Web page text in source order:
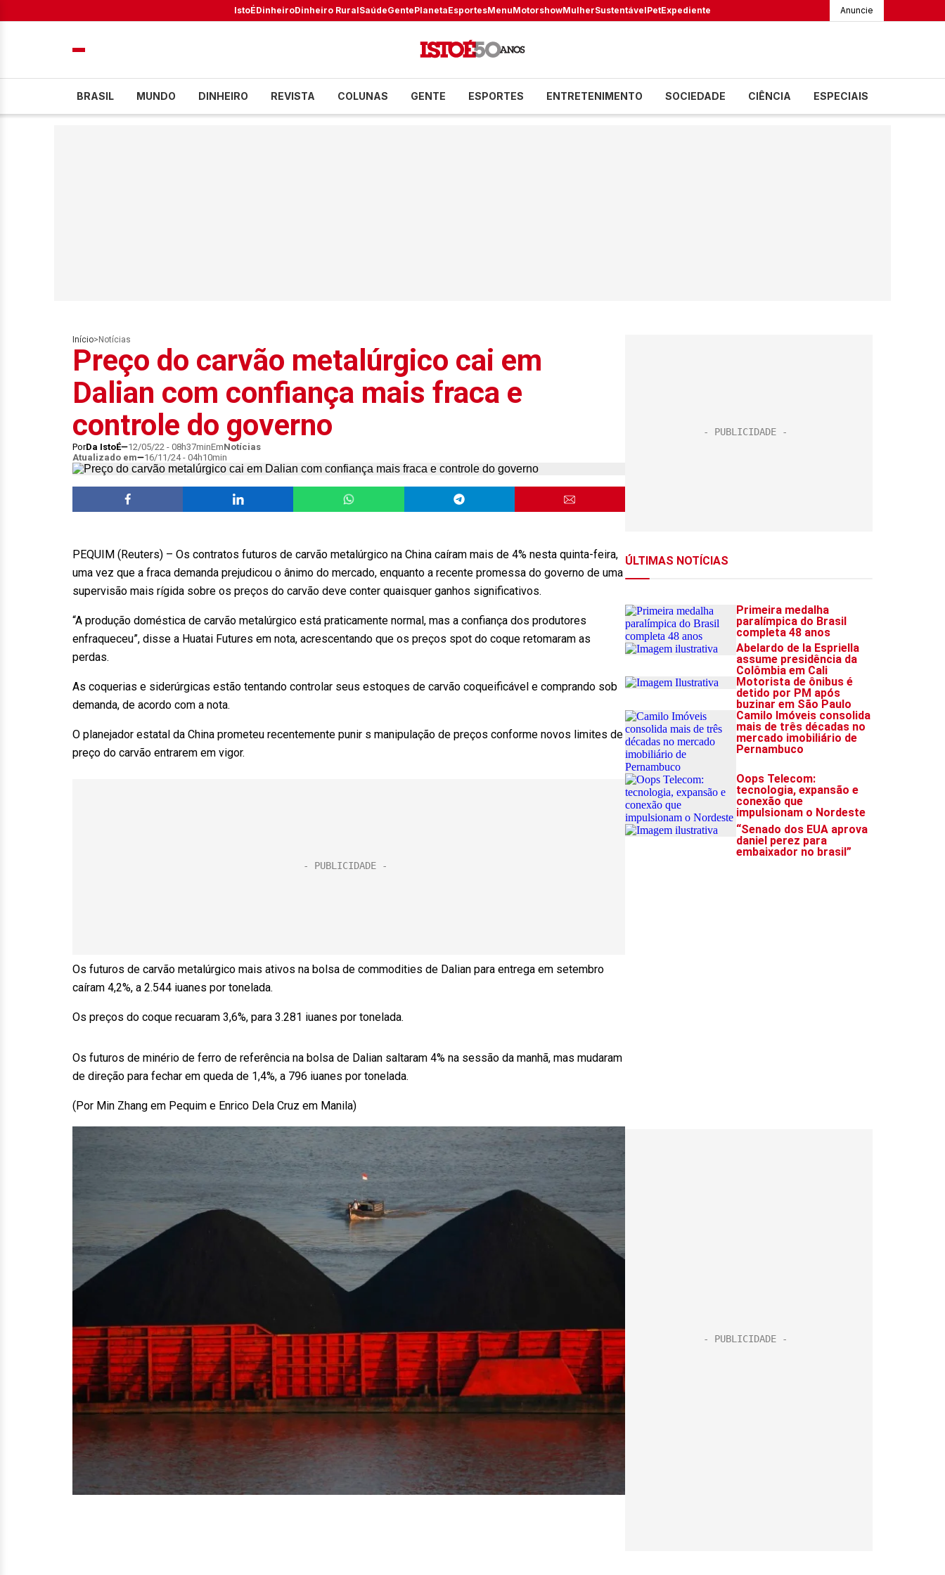
IstoÉDinheiroDinheiro RuralSaúdeGentePlanetaEsportesMenuMotorshowMulherSustentávelPetExpediente Anuncie
BRASIL MUNDO DINHEIRO REVISTA COLUNAS GENTE ESPORTES ENTRETENIMENTO SOCIEDADE CIÊNCIA ESPECIAIS
Início> Notícias
Preço do carvão metalúrgico cai em
Dalian com confiança mais fraca e
controle do governo
PorDa IstoÉ 12/05/22 - 08h37minEmNotícias
Atualizado em
16/11/24 - 04h10min
PEQUIM (Reuters) – Os contratos futuros de carvão metalúrgico na China caíram mais de 4% nesta quinta-feira,
uma vez que a fraca demanda prejudicou o ânimo do mercado, enquanto a recente promessa do governo de uma
supervisão mais rígida sobre os preços do carvão deve conter quaisquer ganhos significativos.
“A produção doméstica de carvão metalúrgico está praticamente normal, mas a confiança dos produtores
enfraqueceu”, disse a Huatai Futures em nota, acrescentando que os preços spot do coque retomaram as
perdas.
As coquerias e siderúrgicas estão tentando controlar seus estoques de carvão coqueificável e comprando sob
demanda, de acordo com a nota.
O planejador estatal da China prometeu recentemente punir s manipulação de preços conforme novos limites de
preço do carvão entrarem em vigor.
Os futuros de carvão metalúrgico mais ativos na bolsa de commodities de Dalian para entrega em setembro
caíram 4,2%, a 2.544 iuanes por tonelada.
Os preços do coque recuaram 3,6%, para 3.281 iuanes por tonelada.
Os futuros de minério de ferro de referência na bolsa de Dalian saltaram 4% na sessão da manhã, mas mudaram
de direção para fechar em queda de 1,4%, a 796 iuanes por tonelada.
(Por Min Zhang em Pequim e Enrico Dela Cruz em Manila)